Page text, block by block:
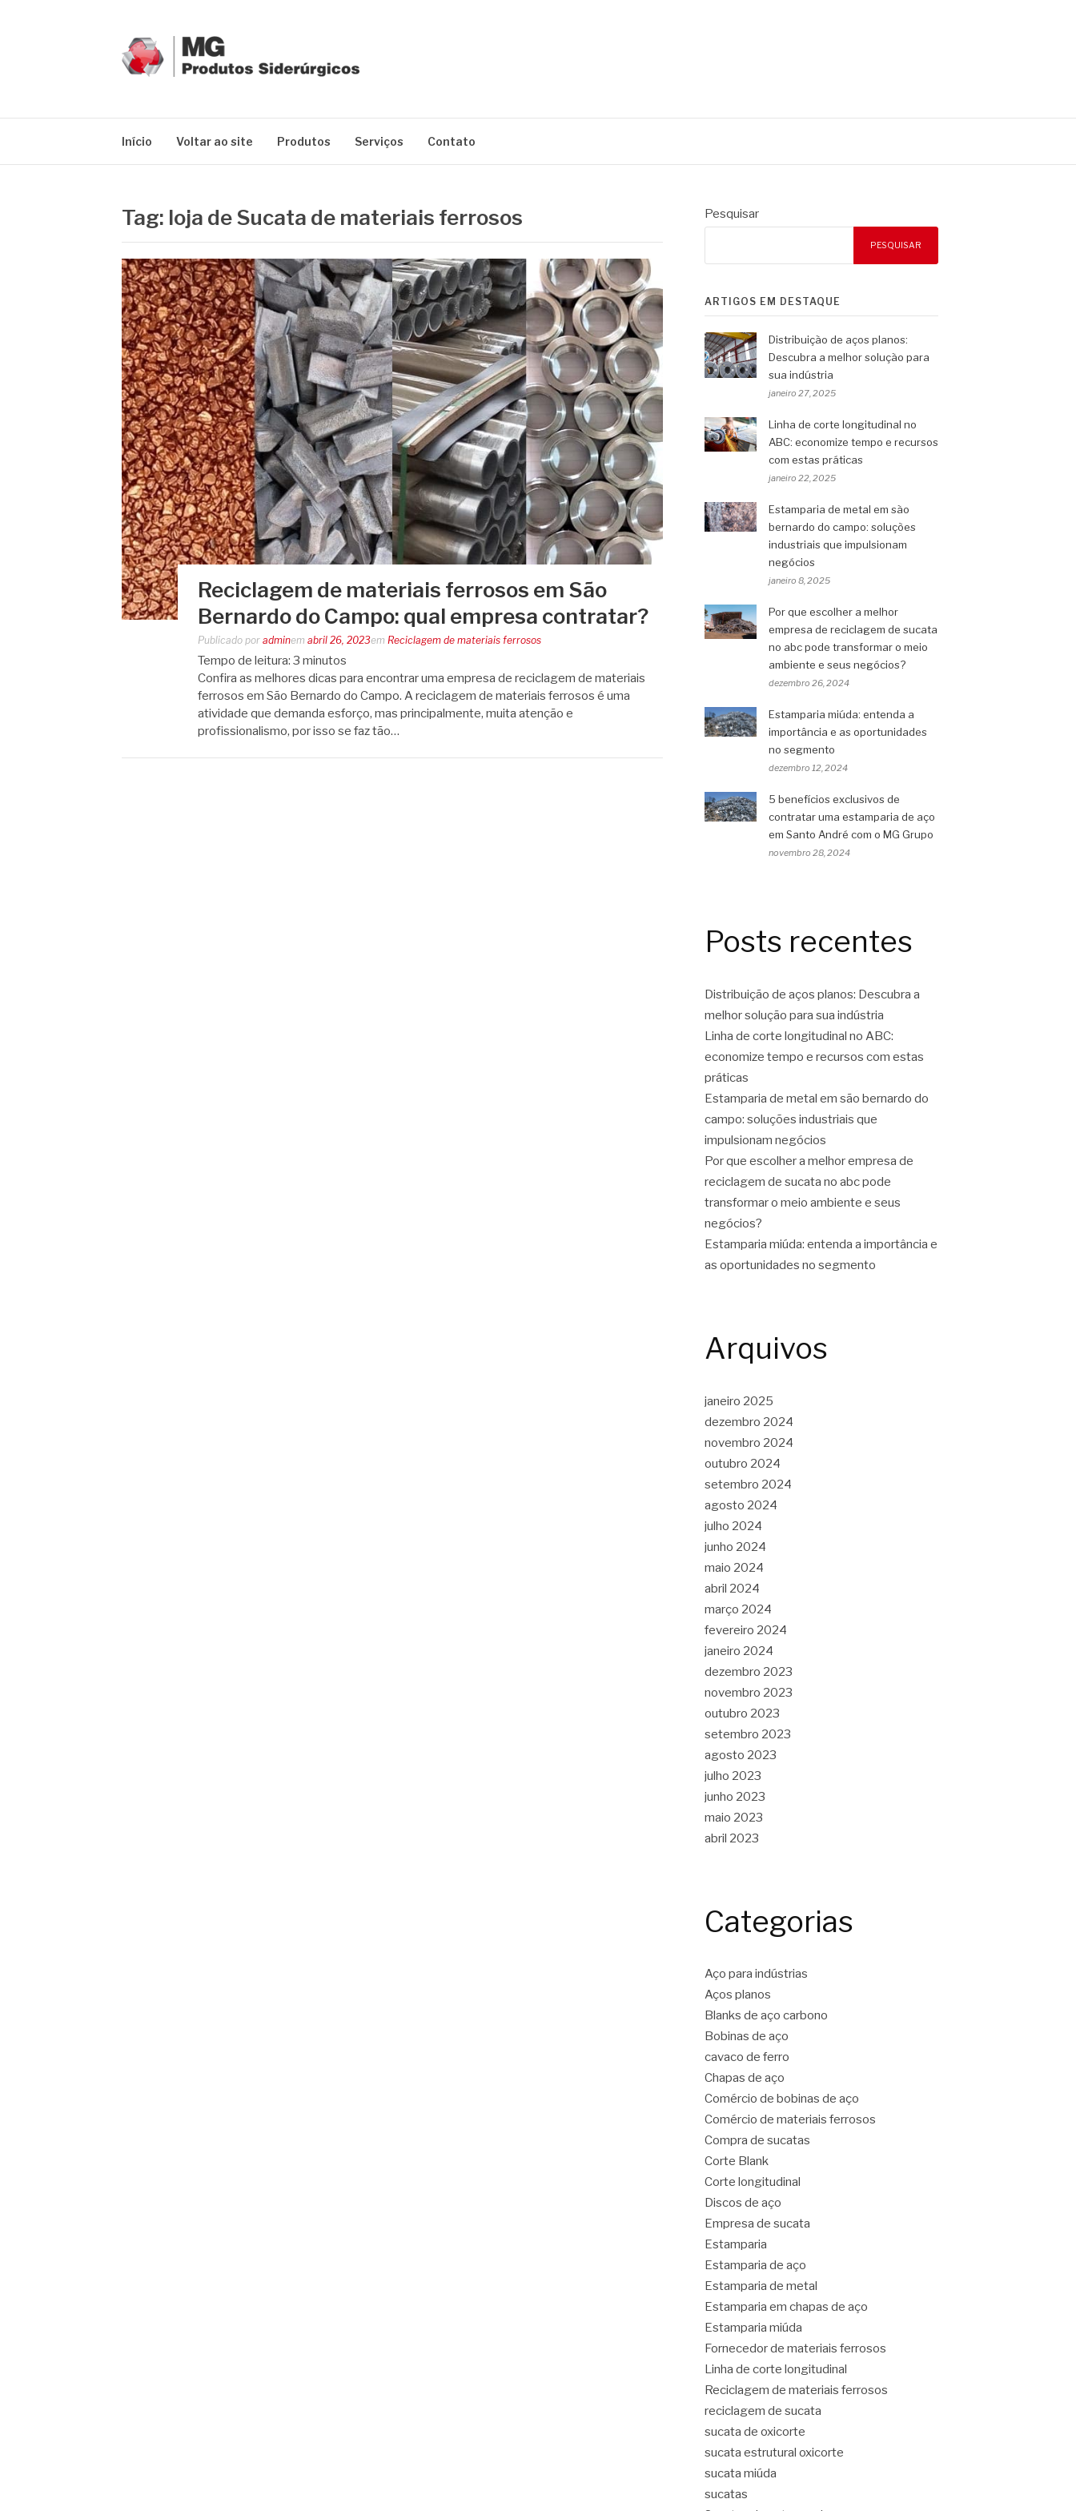
Início Voltar ao site Produtos Serviços Contato
Tag: loja de Sucata de materiais ferrosos
Reciclagem de materiais ferrosos em São
Bernardo do Campo: qual empresa contratar?
Publicado por adminem abril 26, 2023em Reciclagem de materiais ferrosos
Tempo de leitura: 3 minutos
Confira as melhores dicas para encontrar uma empresa de reciclagem de materiais
ferrosos em São Bernardo do Campo. A reciclagem de materiais ferrosos é uma
atividade que demanda esforço, mas principalmente, muita atenção e
profissionalismo, por isso se faz tão…
Pesquisar
PESQUISAR
ARTIGOS EM DESTAQUE
Distribuição de aços planos:
Descubra a melhor solução para
sua indústria
janeiro 27, 2025
Linha de corte longitudinal no
ABC: economize tempo e recursos
com estas práticas
janeiro 22, 2025
Estamparia de metal em são
bernardo do campo: soluções
industriais que impulsionam
negócios
janeiro 8, 2025
Por que escolher a melhor
empresa de reciclagem de sucata
no abc pode transformar o meio
ambiente e seus negócios?
dezembro 26, 2024
Estamparia miúda: entenda a
importância e as oportunidades
no segmento
dezembro 12, 2024
5 benefícios exclusivos de
contratar uma estamparia de aço
em Santo André com o MG Grupo
novembro 28, 2024
Posts recentes
Distribuição de aços planos: Descubra a
melhor solução para sua indústria
Linha de corte longitudinal no ABC:
economize tempo e recursos com estas
práticas
Estamparia de metal em são bernardo do
campo: soluções industriais que
impulsionam negócios
Por que escolher a melhor empresa de
reciclagem de sucata no abc pode
transformar o meio ambiente e seus
negócios?
Estamparia miúda: entenda a importância e
as oportunidades no segmento
Arquivos
janeiro 2025
dezembro 2024
novembro 2024
outubro 2024
setembro 2024
agosto 2024
julho 2024
junho 2024
maio 2024
abril 2024
março 2024
fevereiro 2024
janeiro 2024
dezembro 2023
novembro 2023
outubro 2023
setembro 2023
agosto 2023
julho 2023
junho 2023
maio 2023
abril 2023
Categorias
Aço para indústrias
Aços planos
Blanks de aço carbono
Bobinas de aço
cavaco de ferro
Chapas de aço
Comércio de bobinas de aço
Comércio de materiais ferrosos
Compra de sucatas
Corte Blank
Corte longitudinal
Discos de aço
Empresa de sucata
Estamparia
Estamparia de aço
Estamparia de metal
Estamparia em chapas de aço
Estamparia miúda
Fornecedor de materiais ferrosos
Linha de corte longitudinal
Reciclagem de materiais ferrosos
reciclagem de sucata
sucata de oxicorte
sucata estrutural oxicorte
sucata miúda
sucatas